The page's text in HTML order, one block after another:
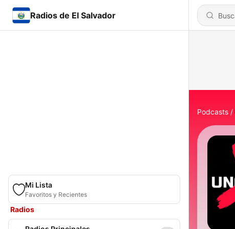
Radios de El Salvador
Mi Lista
Favoritos y Recientes
Radios
Podcasts